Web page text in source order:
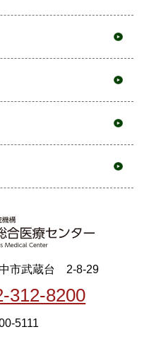
市武蔵台 2-8-29
312-8200
5111